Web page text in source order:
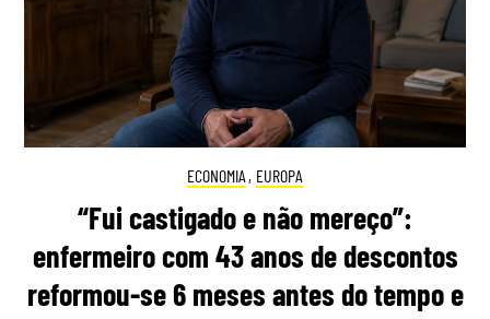
ECONOMIA , EUROPA
“Fui castigado e não mereço”:
enfermeiro com 43 anos de descontos
reformou-se 6 meses antes do tempo e